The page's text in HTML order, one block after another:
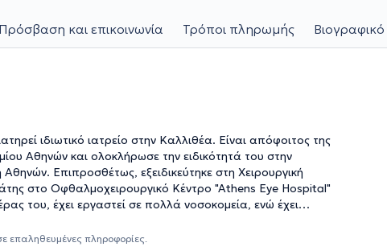
Πρόσβαση και επικοινωνία Τρόποι πληρωμής
ιδιωτικό ιατρείο στην Καλλιθέα. Είναι απόφοιτος της
Αθηνών και ολοκλήρωσε την ειδικότητά του στην
Επιπροσθέτως, εξειδικεύτηκε στη Χειρουργική
στο Οφθαλμοχειρουργικό Κέντρο "Athens Eye Hospital"
του, έχει εργαστεί σε πολλά νοσοκομεία, ενώ έχει
και της Ευρωπαϊκής Εταιρείας Καταρράκτη και Διαθλαστικής
επαληθευμένες πληροφορίες.